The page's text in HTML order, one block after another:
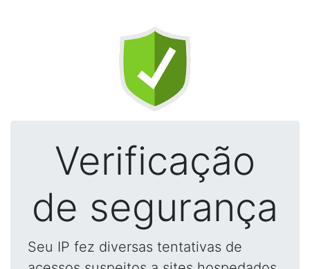
Verificação
de segurança
Seu IP fez diversas tentativas de